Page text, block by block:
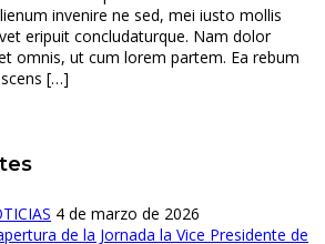
invenire ne sed, mei iusto mollis
eripuit concludaturque. Nam dolor
omnis, ut cum lorem partem. Ea rebum
[…]
4 de marzo de 2026
de la Jornada la Vice Presidente de